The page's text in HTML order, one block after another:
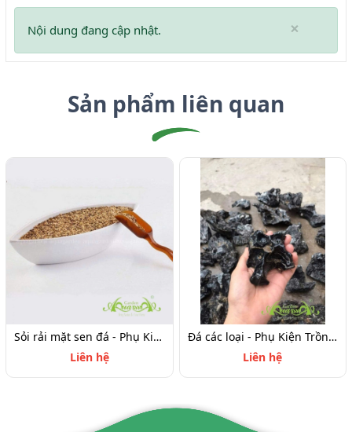
×
Nội dung đang cập nhật.
Sản phẩm liên quan
Sỏi rải mặt sen đá - Phụ Kiện Trồng Terrarium
Liên hệ
Đá các loại - Phụ Kiện Trồng Terrarium
Liên hệ